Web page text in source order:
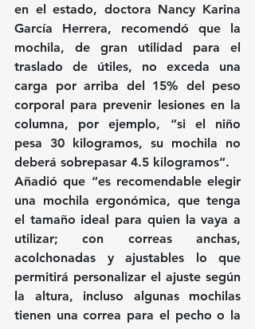
en el estado, doctora Nancy Karina
García Herrera, recomendó que la
mochila, de gran utilidad para el
traslado de útiles, no exceda una
carga por arriba del 15% del peso
corporal para prevenir lesiones en la
columna, por ejemplo, “si el niño
pesa 30 kilogramos, su mochila no
deberá sobrepasar 4.5 kilogramos”.
Añadió que “es recomendable elegir
una mochila ergonómica, que tenga
el tamaño ideal para quien la vaya a
utilizar; con correas anchas,
acolchonadas y ajustables lo que
permitirá personalizar el ajuste según
la altura, incluso algunas mochilas
tienen una correa para el pecho o la